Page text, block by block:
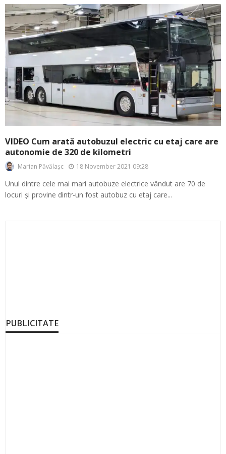
VIDEO Cum arată autobuzul electric cu etaj care are
autonomie de 320 de kilometri
Marian Păvălașc 18 November 2021 09:28
Unul dintre cele mai mari autobuze electrice vândut are 70 de
locuri și provine dintr-un fost autobuz cu etaj care...
PUBLICITATE